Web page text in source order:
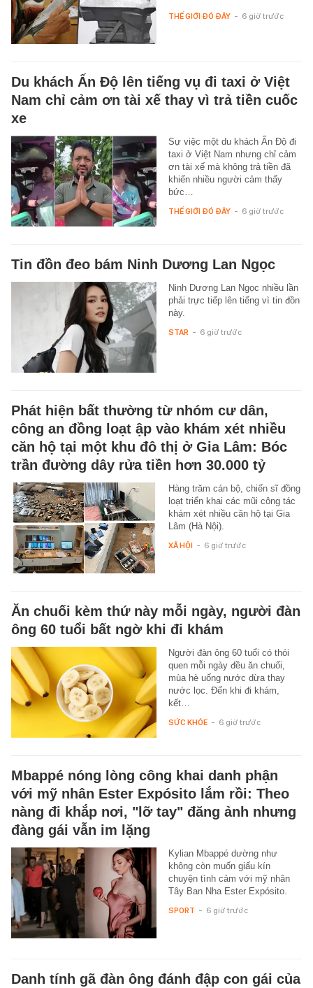
THẾ GIỚI ĐÓ ĐÂY - 6 giờ trước
Du khách Ấn Độ lên tiếng vụ đi taxi ở Việt
Nam chỉ cảm ơn tài xế thay vì trả tiền cuốc
xe
Sự việc một du khách Ấn Độ đi
taxi ở Việt Nam nhưng chỉ cảm
ơn tài xế mà không trả tiền đã
khiến nhiều người cảm thấy
bức…
THẾ GIỚI ĐÓ ĐÂY - 6 giờ trước
Tin đồn đeo bám Ninh Dương Lan Ngọc
Ninh Dương Lan Ngọc nhiều lần
phải trực tiếp lên tiếng vì tin đồn
này.
STAR - 6 giờ trước
Phát hiện bất thường từ nhóm cư dân,
công an đồng loạt ập vào khám xét nhiều
căn hộ tại một khu đô thị ở Gia Lâm: Bóc
trần đường dây rửa tiền hơn 30.000 tỷ
Hàng trăm cán bộ, chiến sĩ đồng
loạt triển khai các mũi công tác
khám xét nhiều căn hộ tại Gia
Lâm (Hà Nội).
XÃ HỘI - 6 giờ trước
Ăn chuối kèm thứ này mỗi ngày, người đàn
ông 60 tuổi bất ngờ khi đi khám
Người đàn ông 60 tuổi có thói
quen mỗi ngày đều ăn chuối,
mùa hè uống nước dừa thay
nước lọc. Đến khi đi khám,
kết…
SỨC KHỎE - 6 giờ trước
Mbappé nóng lòng công khai danh phận
với mỹ nhân Ester Expósito lắm rồi: Theo
nàng đi khắp nơi, "lỡ tay" đăng ảnh nhưng
đàng gái vẫn im lặng
Kylian Mbappé dường như
không còn muốn giấu kín
chuyện tình cảm với mỹ nhân
Tây Ban Nha Ester Expósito.
SPORT - 6 giờ trước
Danh tính gã đàn ông đánh đập con gái của